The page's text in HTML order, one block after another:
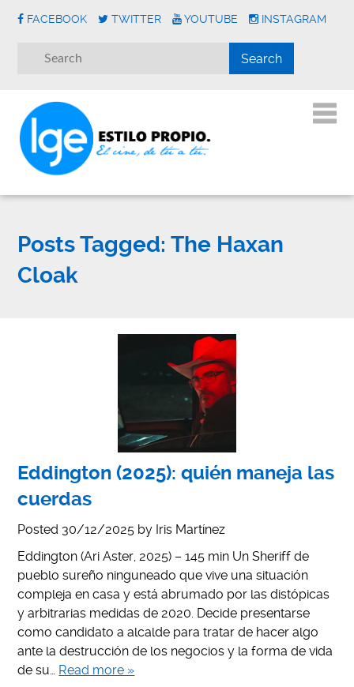
FACEBOOK TWITTER YOUTUBE INSTAGRAM
Posts Tagged: The Haxan
Cloak
Eddington (2025): quién maneja las
cuerdas
Posted 30/12/2025 by Iris Martínez
Eddington (Ari Aster, 2025) – 145 min Un Sheriff de
pueblo sureño ninguneado que vive una situación
compleja en casa y está abrumado por las distópicas
y arbitrarias medidas de 2020. Decide presentarse
como candidato a alcalde para tratar de hacer algo
ante la destrucción de los negocios y la forma de vida
de su… Read more »